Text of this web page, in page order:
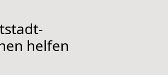
helfen